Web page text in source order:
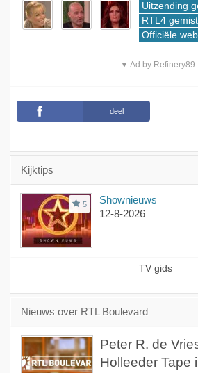
Uitzending
RTL4
Officiële
▼ Ad by Refinery89
deel
Kijktips
5
Shownieuws
12-8-2026
TV gids
Nieuws over RTL Boulevard
Peter R. de
Holleeder Tape